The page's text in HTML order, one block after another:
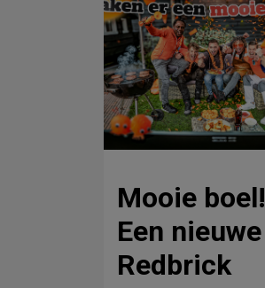
Mooie boel!
Een nieuwe
Redbrick